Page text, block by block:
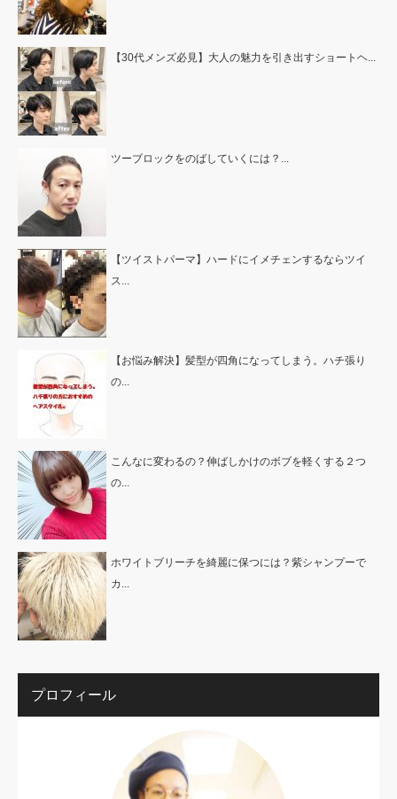
【30代メンズ必見】大人の魅力を引き出すショートヘ...
ツーブロックをのばしていくには？...
【ツイストパーマ】ハードにイメチェンするならツイ
ス...
【お悩み解決】髪型が四角になってしまう。ハチ張り
の...
こんなに変わるの？伸ばしかけのボブを軽くする２つ
の...
ホワイトブリーチを綺麗に保つには？紫シャンプーで
カ...
プロフィール